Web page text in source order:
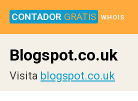
CONTADOR GRATIS WHOIS
Blogspot.co.uk
Visita blogspot.co.uk